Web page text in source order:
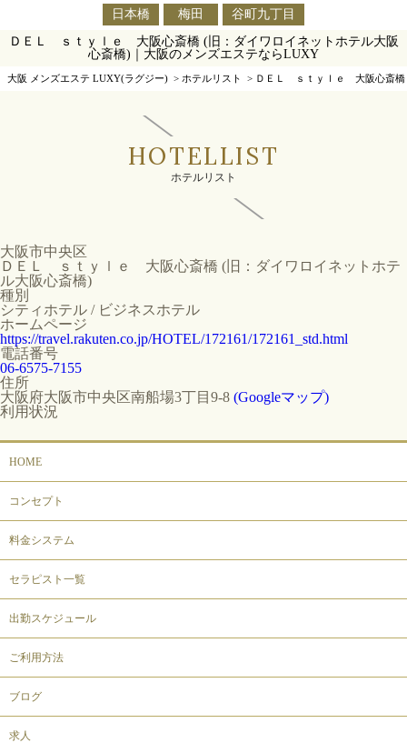
日本橋 梅田
谷町九丁目
ＤＥＬ ｓｔｙｌｅ 大阪心斎橋 (旧：ダイワロイネットホテル大阪
心斎橋)｜大阪のメンズエステならLUXY
大阪 メンズエステ LUXY(ラグジー) > ホテルリスト > ＤＥＬ ｓｔｙｌｅ 大阪心斎橋
HOTELLIST
ホテルリスト
大阪市中央区
ＤＥＬ ｓｔｙｌｅ 大阪心斎橋 (旧：ダイワロイネットホテ
ル大阪心斎橋)
種別
シティホテル / ビジネスホテル
ホームページ
https://travel.rakuten.co.jp/HOTEL/172161/172161_std.html
電話番号
06-6575-7155
住所
大阪府大阪市中央区南船場3丁目9-8 (Googleマップ)
利用状況
HOME
コンセプト
料金システム
セラピスト一覧
出勤スケジュール
ご利用方法
ブログ
求人